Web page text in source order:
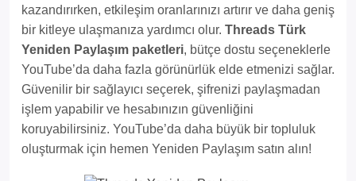
kazandırırken, etkileşim oranlarınızı artırır ve daha geniş
bir kitleye ulaşmanıza yardımcı olur. Threads Türk
Yeniden Paylaşım paketleri, bütçe dostu seçeneklerle
YouTube’da daha fazla görünürlük elde etmenizi sağlar.
Güvenilir bir sağlayıcı seçerek, şifrenizi paylaşmadan
işlem yapabilir ve hesabınızın güvenliğini
koruyabilirsiniz. YouTube’da daha büyük bir topluluk
oluşturmak için hemen Yeniden Paylaşım satın alın!